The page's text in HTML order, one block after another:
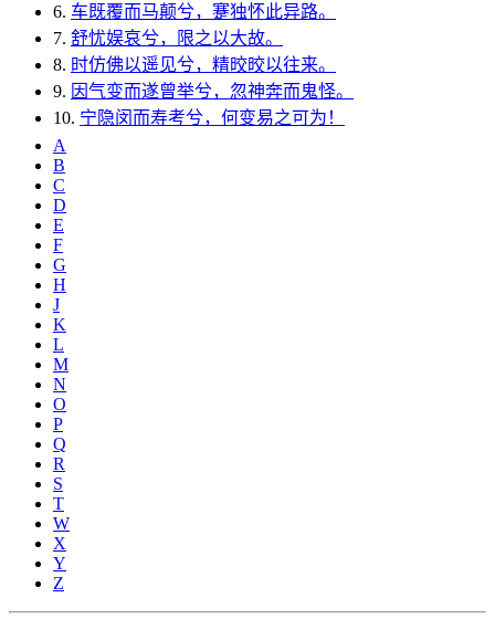
6. 车既覆而马颠兮，蹇独怀此异路。
7. 舒忧娱哀兮，限之以大故。
8. 时仿佛以遥见兮，精晈晈以往来。
9. 因气变而遂曾举兮，忽神奔而鬼怪。
10. 宁隐闵而寿考兮，何变易之可为！
A
B
C
D
E
F
G
H
J
K
L
M
N
O
P
Q
R
S
T
W
X
Y
Z